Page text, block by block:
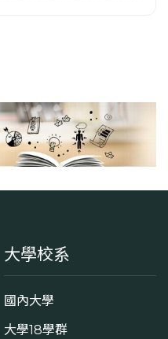
大學校系
國內大學
大學18學群